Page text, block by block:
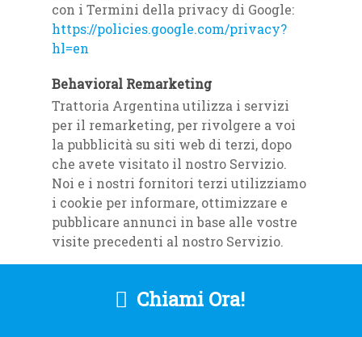
con i Termini della privacy di Google:
https://policies.google.com/privacy?
hl=en
Behavioral Remarketing
Trattoria Argentina utilizza i servizi
per il remarketing, per rivolgere a voi
la pubblicità su siti web di terzi, dopo
che avete visitato il nostro Servizio.
Noi e i nostri fornitori terzi utilizziamo
i cookie per informare, ottimizzare e
pubblicare annunci in base alle vostre
visite precedenti al nostro Servizio.
Il servizio di remarketing di Google Ads
Chiami Ora!